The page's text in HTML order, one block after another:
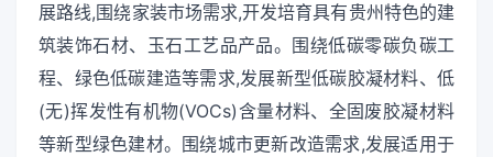
展路线,围绕家装市场需求,开发培育具有贵州特色的建
筑装饰石材、玉石工艺品产品。围绕低碳零碳负碳工
程、绿色低碳建造等需求,发展新型低碳胶凝材料、低
(无)挥发性有机物(VOCs)含量材料、全固废胶凝材料
等新型绿色建材。围绕城市更新改造需求,发展适用于